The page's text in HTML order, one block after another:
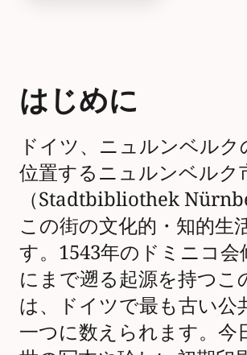
はじめに
ドイツ、ニュルンベルク
位置するニュルンベルク
（Stadtbibliothek
この街の文化的・知的生
す。1543年のドミニコ会
にまで遡る起源を持つこ
は、ドイツで最も古い公
一つに数えられます。今